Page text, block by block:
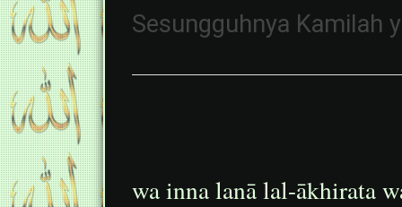
Sesungguhnya Kamilah
wa inna lanā lal-ākhirata